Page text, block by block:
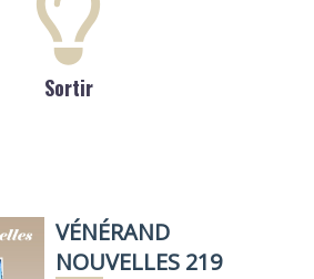
Sortir
VÉNÉRAND
NOUVELLES 219